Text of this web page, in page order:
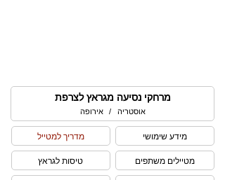
מרחקי נסיעה מגראץ לצרפת
אוסטריה / אירופה
מידע שימושי מדריך למטייל
מטיילים משתפים טיסות לגראץ